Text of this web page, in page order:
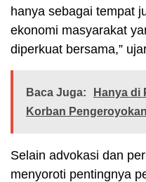
hanya sebagai tempat
ekonomi masyarakat
diperkuat bersama,”
Baca Juga:
Hanya di
Korban
Selain advokasi dan
menyoroti pentingnya